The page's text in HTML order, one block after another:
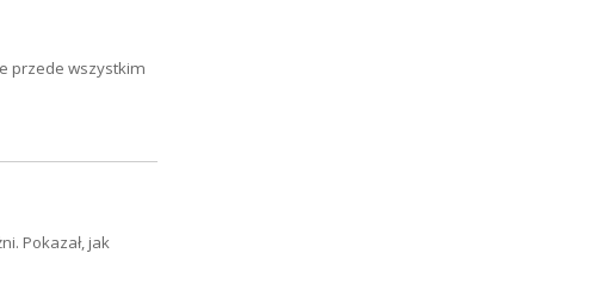
przede wszystkim
Pokazał, jak